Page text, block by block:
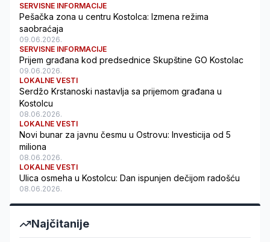
SERVISNE INFORMACIJE
Pešačka zona u centru Kostolca: Izmena režima
saobraćaja
09.06.2026.
SERVISNE INFORMACIJE
Prijem građana kod predsednice Skupštine GO Kostolac
09.06.2026.
LOKALNE VESTI
Serdžo Krstanoski nastavlja sa prijemom građana u
Kostolcu
08.06.2026.
LOKALNE VESTI
Novi bunar za javnu česmu u Ostrovu: Investicija od 5
miliona
08.06.2026.
LOKALNE VESTI
Ulica osmeha u Kostolcu: Dan ispunjen dečijom radošću
08.06.2026.
Najčitanije